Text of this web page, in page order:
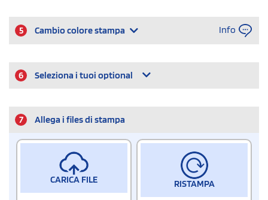
5 Cambio colore stampa Info
6 Seleziona i tuoi optional
7 Allega i files di stampa
CARICA FILE RISTAMPA